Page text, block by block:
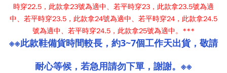
時穿22.5，此款拿23號為適中、若平時穿23，此款拿23.5號為適
中、若平時穿23.5，此款拿24號為適中、若平時穿24，此款拿24.5
號為適中、若平時穿24.5，此款拿25號為適中。***
※※此款鞋備貨時間較長，約3~7個工作天出貨，敬請
耐心等候，若急用請勿下單，謝謝。※※